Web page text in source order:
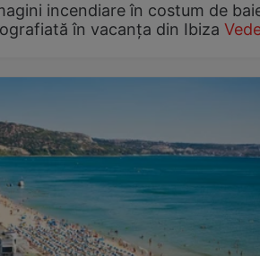
incendiare în costum de
în vacanța din Ibiza